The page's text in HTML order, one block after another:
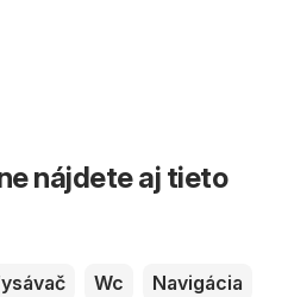
nájdete aj tieto
Wc
Navigácia